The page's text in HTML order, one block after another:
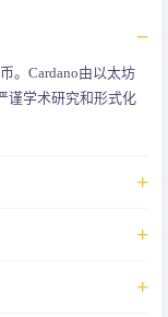
。Cardano由以太坊
谨学术研究和形式化
通过结算层和计算
。